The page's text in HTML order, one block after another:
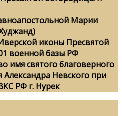
Марии
иконы Пресвятой
военной базы РФ
имя святого благоверного
Александра Невского при
РФ г. Нурек